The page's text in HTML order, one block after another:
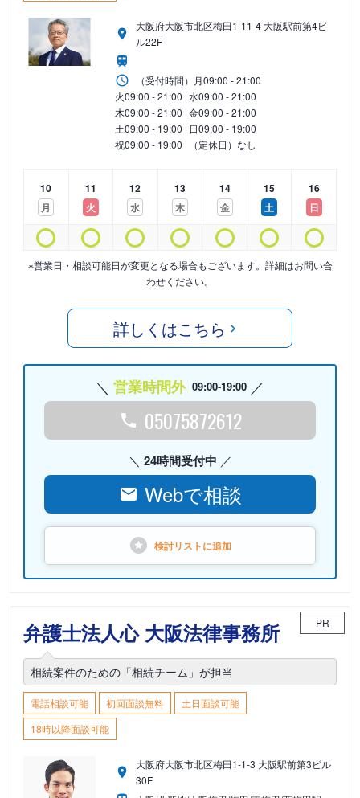
大阪府大阪市北区梅田1-11-4 大阪駅前第4ビ
ル22F
（受付時間） 月09:00 - 21:00
火09:00 - 21:00 水09:00 - 21:00
木09:00 - 21:00 金09:00 - 21:00
土09:00 - 19:00 日09:00 - 19:00
祝09:00 - 19:00 （定休日）なし
10
月
11
火
12
水
13
木
14
金
15
土
16
日
※営業日・相談可能日が変更となる場合もございます。詳細はお問い合
わせください。
詳しくはこちら
営業時間外 09:00-19:00
05075872612
24時間受付中
Webで相談
検討リストに追加
弁護士法人心 大阪法律事務所 PR
相続案件のための「相続チーム」が担当
電話相談可能 初回面談無料
土日面談可能
18時以降面談可能
大阪府大阪市北区梅田1-1-3 大阪駅前第3ビル
30F